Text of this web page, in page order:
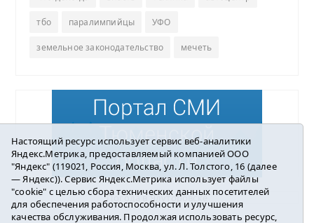
тбо паралимпийцы УФО
земельное законодательство мечеть
Погода в Ялуторовске
Настоящий ресурс использует сервис веб-аналитики
Яндекс.Метрика, предоставляемый компанией ООО
"Яндекс" (119021, Россия, Москва, ул. Л. Толстого, 16 (далее
— Яндекс)). Сервис Яндекс.Метрика использует файлы
"cookie" с целью сбора технических данных посетителей
для обеспечения работоспособности и улучшения
качества обслуживания. Продолжая использовать ресурс,